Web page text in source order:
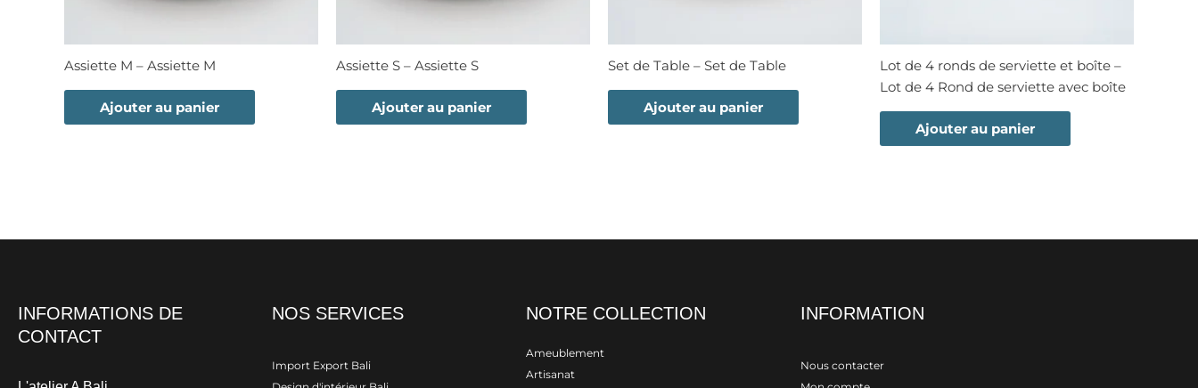
Assiette M – Assiette M
Ajouter au panier
Assiette S – Assiette S
Ajouter au panier
Set de Table – Set de Table
Ajouter au panier
Lot de 4 ronds de serviette et boîte –
Lot de 4 Rond de serviette avec boîte
Ajouter au panier
INFORMATIONS DE
CONTACT
NOS SERVICES
Import Export Bali
NOTRE COLLECTION
Ameublement
Artisanat
INFORMATION
Nous contacter